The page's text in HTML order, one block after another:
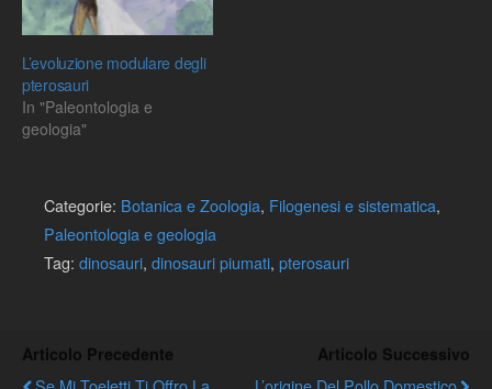
L’evoluzione modulare degli
pterosauri
In "Paleontologia e
geologia"
Categorie: Botanica e Zoologia, Filogenesi e sistematica,
Paleontologia e geologia
Tag: dinosauri, dinosauri piumati, pterosauri
Articolo Precedente Articolo Successivo